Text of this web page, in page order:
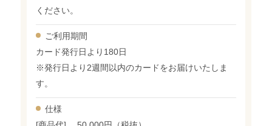
ください。
ご利用期間
カード発行日より180日
※発行日より2週間以内のカードをお届けいたしま
す。
仕様